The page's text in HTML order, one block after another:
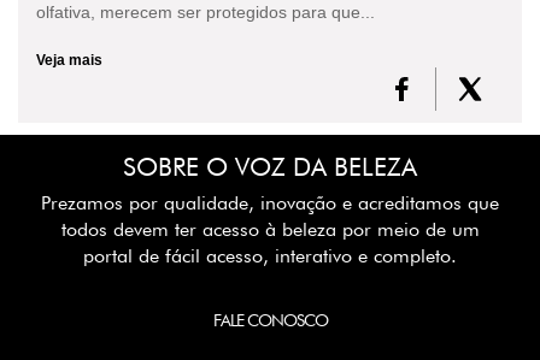
olfativa, merecem ser protegidos para que...
Veja mais
SOBRE O VOZ DA BELEZA
Prezamos por qualidade, inovação e acreditamos que
todos devem ter acesso à beleza por meio de um
portal de fácil acesso, interativo e completo.
FALE CONOSCO